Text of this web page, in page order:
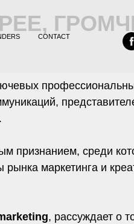
CONTACT
признанием, среди
маркетинга и
, рассуждает о